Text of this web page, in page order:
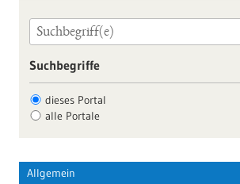
Suchbegriffe
dieses Portal
alle Portale
Allgemein